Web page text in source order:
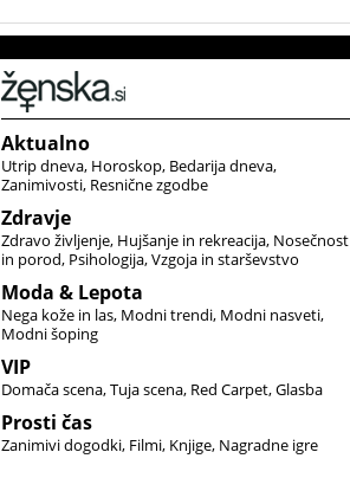
Aktualno
Utrip dneva Horoskop Bedarija dneva
Zanimivosti Resnične zgodbe
Zdravje
Zdravo življenje Hujšanje in rekreacija Nosečnost
in porod Psihologija Vzgoja in starševstvo
Moda & Lepota
Nega kože in las Modni trendi Modni nasveti
Modni šoping
VIP
Domača scena Tuja scena Red Carpet Glasba
Prosti čas
Zanimivi dogodki Filmi Knjige Nagradne igre